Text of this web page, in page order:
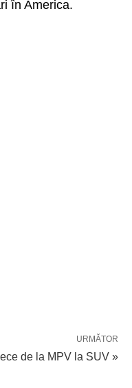
în America.
URMĂTOR
de la MPV la SUV »